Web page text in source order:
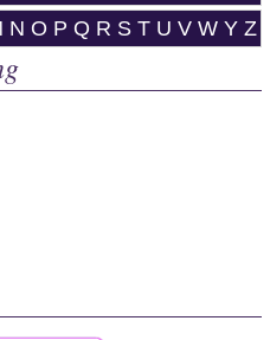
N O P Q R S T U V W Y Z